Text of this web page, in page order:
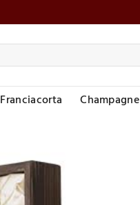
Franciacorta Champagne
alla lista